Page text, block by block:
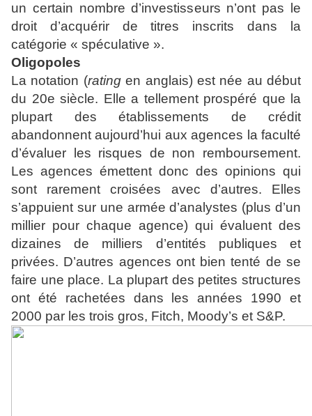
un certain nombre d’investisseurs n’ont pas le
droit d’acquérir de titres inscrits dans la
catégorie « spéculative ».
Oligopoles
La notation (ratingen anglais) est née au début
du 20e siècle. Elle a tellement prospéré que la
plupart des établissements de crédit
abandonnent aujourd’hui aux agences la faculté
d’évaluer les risques de non remboursement.
Les agences émettent donc des opinions qui
sont rarement croisées avec d’autres. Elles
s’appuient sur une armée d’analystes (plus d’un
millier pour chaque agence) qui évaluent des
dizaines de milliers d’entités publiques et
privées. D’autres agences ont bien tenté de se
faire une place. La plupart des petites structures
ont été rachetées dans les années 1990 et
2000 par les trois gros, Fitch, Moody’s et S&P.